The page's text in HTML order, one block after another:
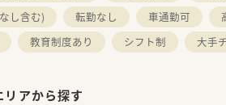
し含む)
転勤なし 車通勤可
教育制度あり シフト制 大手
アから探す